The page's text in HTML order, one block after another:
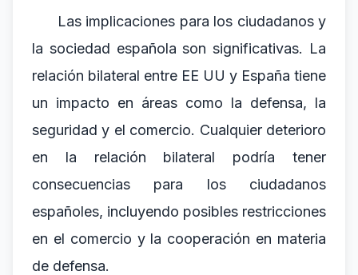
Las implicaciones para los ciudadanos y
la sociedad española son significativas. La
relación bilateral entre EE UU y España tiene
un impacto en áreas como la defensa, la
seguridad y el comercio. Cualquier deterioro
en la relación bilateral podría tener
consecuencias para los ciudadanos
españoles, incluyendo posibles restricciones
en el comercio y la cooperación en materia
de defensa.